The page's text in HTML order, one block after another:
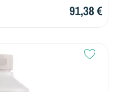
91,38 €